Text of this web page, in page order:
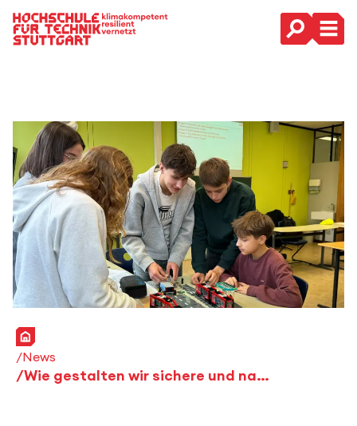
Hauptnavigation
Startseite
News
Wie gestalten wir sichere und nachhaltige Schulwege?